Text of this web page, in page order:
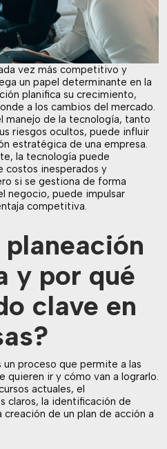
vez más competitivo y
un papel determinante en la
planifica su crecimiento,
a los cambios del mercado.
manejo de la tecnología, tanto
riesgos ocultos, puede influir
estratégica de una empresa.
la tecnología puede
costos inesperados y
si se gestiona de forma
negocio, puede impulsar
competitiva.
y por qué
clave en
proceso que permite a las
quieren ir y cómo van a lograrlo.
actuales, el
claros, la identificación de
de un plan de acción a